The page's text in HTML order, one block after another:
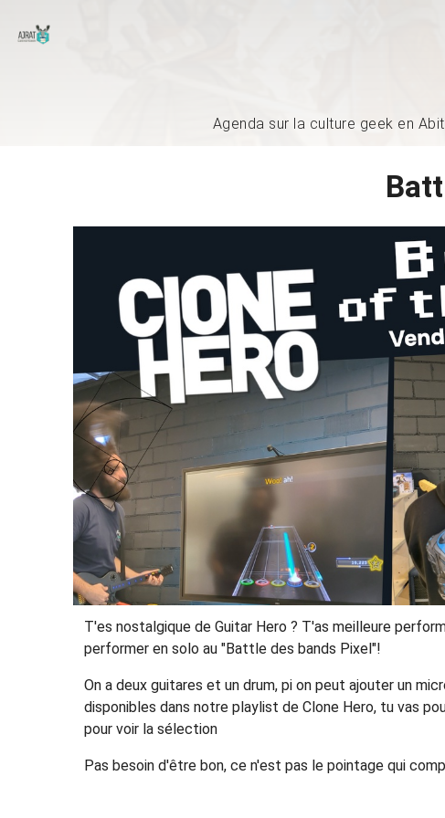
Agenda sur la culture geek en
T'es nostalgique de Guitar Hero ? T'as meilleure
performer en solo au "Battle des bands Pixel"!
On a deux guitares et un drum, pi on peut ajouter un
disponibles dans notre playlist de Clone Hero, tu vas
pour voir la sélection
Pas besoin d'être bon, ce n'est pas le pointage qui